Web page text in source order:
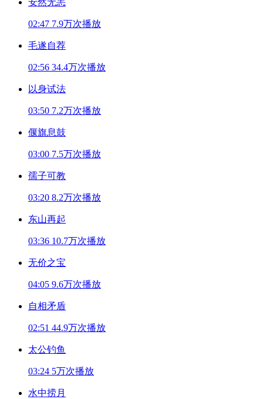
安然无恙
02:47 7.9万次播放
毛遂自荐
02:56 34.4万次播放
以身试法
03:50 7.2万次播放
偃旗息鼓
03:00 7.5万次播放
孺子可教
03:20 8.2万次播放
东山再起
03:36 10.7万次播放
无价之宝
04:05 9.6万次播放
自相矛盾
02:51 44.9万次播放
太公钓鱼
03:24 5万次播放
水中捞月